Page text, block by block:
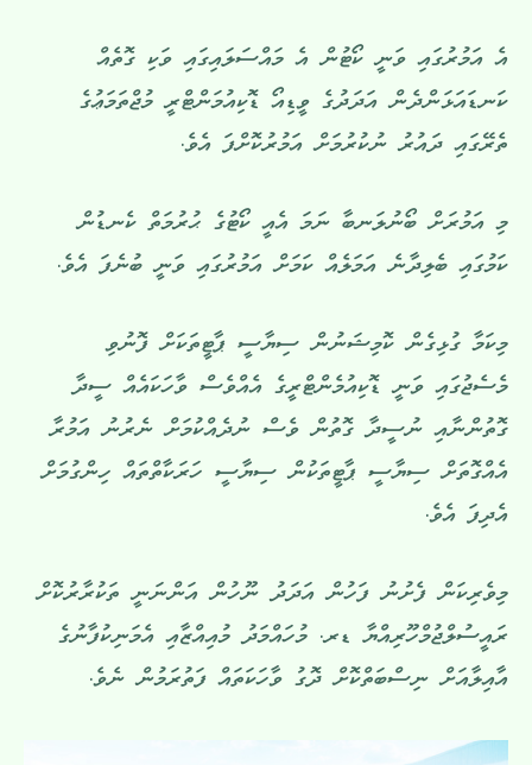
އެ އަމުރުގައި ވަނީ ކޯޓުން އެ މައްސަލައިގައި ވަކި ގޮތެއް
ކަނޑައަޅަންދެން އަދަދުގެ ވީޑިއޯ ޑޮކިއުމަންޓްރީ މުޖްތަމަޢުގެ
ތެރޭގައި ދައުރު ނުކުރުމަށް އަމުރުކޮށްފަ އެވެ.
މި އަމުރަށް ބޯނުލަނބާ ނަމަ އެއީ ކޯޓުގެ ޙުރުމަތް ކެނޑުން
ކަމުގައި ބެލިދާނެ އަމަލެއް ކަމަށް އަމުރުގައި ވަނީ ބުނެފަ އެވެ.
މިކަމާ ގުޅިގެން ކޮމިޝަނުން ސިޔާސީ ޕާޓީތަކަށް ފޮނުވި
މެސެޖުގައި ވަނީ ޑޮކިއުމެންޓްރީގެ އެއްވެސް ވާހަކައެއް ސީދާ
ގޮތުންނާއި ނުސީދާ ގޮތުން ވެސް ނުދެއްކުމަށް ނެރުނު އަމުރާ
އެއްގޮތަށް ސިޔާސީ ޕާޓީތަކުން ސިޔާސީ ހަރަކާތްތައް ހިންގުމަށް
އެދިފަ އެވެ.
މިވެރިކަން ފެށުނު ފަހުން އަދަދު ނޫހުން އަންނަނީ ތަކުރާރުކޮށް
ރައީސުލްޖުމްހޫރިއްޔާ ޑރ. މުހައްމަދު މުއިއްޒާއި އެމަނިކުފާނުގެ
އާއިލާއަށް ނިސްބަތްކޮށް ދޮގު ވާހަކަތައް ފަތުރަމުން ނެވެ.